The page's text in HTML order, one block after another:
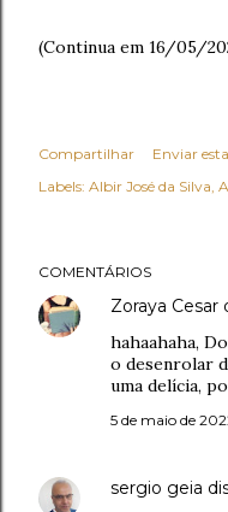
(Continua em 16/05/
Compartilhar
Enviar
Labels: Albir José da Silva
COMENTÁRIOS
Zoraya Cesar
hahaahaha,
o desenrolar
uma delícia,
5 de maio de
sergio geia